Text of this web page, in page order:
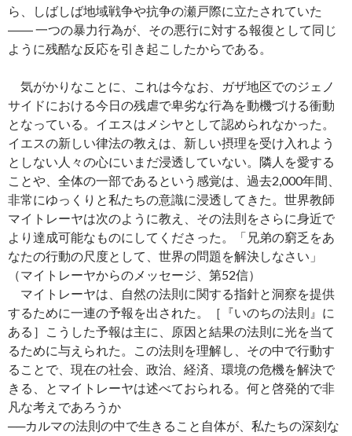
ら、しばしば地域戦争や抗争の瀬戸際に立たされていた
―― 一つの暴力行為が、その悪行に対する報復として同じ
ように残酷な反応を引き起こしたからである。
気がかりなことに、これは今なお、ガザ地区でのジェノ
サイドにおける今日の残虐で卑劣な行為を動機づける衝動
となっている。イエスはメシヤとして認められなかった。
イエスの新しい律法の教えは、新しい摂理を受け入れよう
としない人々の心にいまだ浸透していない。隣人を愛する
ことや、全体の一部であるという感覚は、過去2,000年間、
非常にゆっくりと私たちの意識に浸透してきた。世界教師
マイトレーヤは次のように教え、その法則をさらに身近で
より達成可能なものにしてくださった。「兄弟の窮乏をあ
なたの行動の尺度として、世界の問題を解決しなさい」
（マイトレーヤからのメッセージ、第52信）
マイトレーヤは、自然の法則に関する指針と洞察を提供
するために一連の予報を出された。［『いのちの法則』に
ある］こうした予報は主に、原因と結果の法則に光を当て
るために与えられた。この法則を理解し、その中で行動す
ることで、現在の社会、政治、経済、環境の危機を解決で
きる、とマイトレーヤは述べておられる。何と啓発的で非
凡な考えであろうか
──カルマの法則の中で生きること自体が、私たちの深刻な